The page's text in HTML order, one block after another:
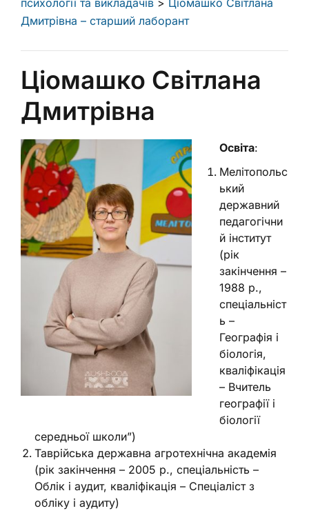
психології та викладачів > Ціомашко Світлана
Дмитрівна – старший лаборант
Ціомашко Світлана
Дмитрівна
Освіта:
Мелітопольс
ький
державний
педагогічни
й інститут
(рік
закінчення –
1988 р.,
спеціальніст
ь –
Географія і
біологія,
кваліфікація
– Вчитель
географії і
біології
середньої школи”)
Таврійська державна агротехнічна академія
(рік закінчення – 2005 р., спеціальність –
Облік і аудит, кваліфікація – Спеціаліст з
обліку і аудиту)